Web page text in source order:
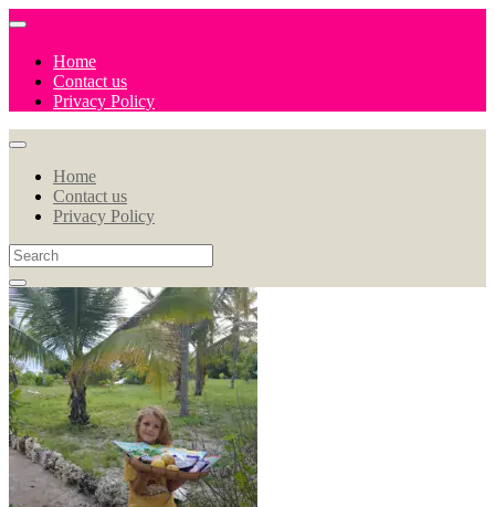
Home
Contact us
Privacy Policy
Home
Contact us
Privacy Policy